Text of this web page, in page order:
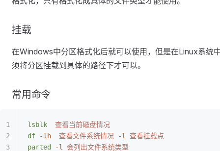
挂载
在Windows中分区格式化后就可以使用，但是在Linux系统
须将分区挂载到具体的路径下才可以。
常用命令
lsblk
  查看当前磁盘情况
df -lh
  查看文件系统情况
-l
查看挂载点
parted
-l
会列出文件系统类型